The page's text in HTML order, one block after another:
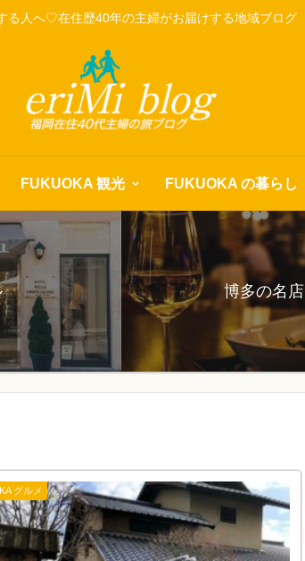
る人へ♡在住歴40年の主婦がお届けする地域ブログ
FUKUOKA 観光 FUKUOKA の暮らし
博多の名店
グルメ